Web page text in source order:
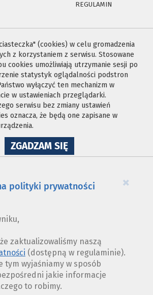
REGULAMIN
(cookies) w celu gromadzenia
z korzystaniem z serwisu. Stosowane
cookies umożliwiają utrzymanie sesji po
statystyk oglądalności podstron
wyłączyć ten mechanizm w
w ustawieniach przeglądarki.
serwisu bez zmiany ustawień
oznacza, że będą one zapisane w
ZGADZAM SIĘNA
WYKORZYSTANIE
×
polityki prywatności
zaktualizowaliśmy naszą
(dostępną w regulaminie).
tym wyjaśniamy w sposób
jakie informacje
to robimy.